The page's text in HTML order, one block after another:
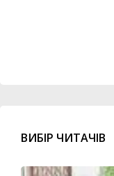
ВИБІР ЧИТАЧІВ